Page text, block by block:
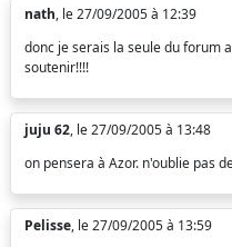
nath, le 27/09/2005 à 12:39
donc je serais la seule du forum
soutenir!!!!
juju 62, le 27/09/2005 à 13:48
on pensera à Azor. n'oublie pas
Pelisse, le 27/09/2005 à 13:59